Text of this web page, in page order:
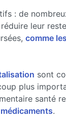
: de
leur
comme
sont
plus
santé
médicaments.